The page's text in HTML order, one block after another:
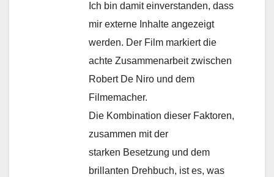
Ich bin damit einverstanden, dass
mir externe Inhalte angezeigt
werden. Der Film markiert die
achte Zusammenarbeit zwischen
Robert De Niro und dem
Filmemacher.
Die Kombination dieser Faktoren,
zusammen mit der
starken Besetzung und dem
brillanten Drehbuch, ist es, was